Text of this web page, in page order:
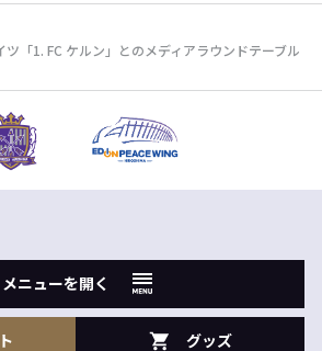
ツ「1. FC ケルン」とのメディアラウンドテーブル
メニューを開く
グッズ